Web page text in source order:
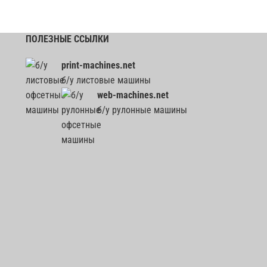
ПОЛЕЗНЫЕ ССЫЛКИ
print-machines.net
б/у листовые машины
web-machines.net
б/у рулонные машины